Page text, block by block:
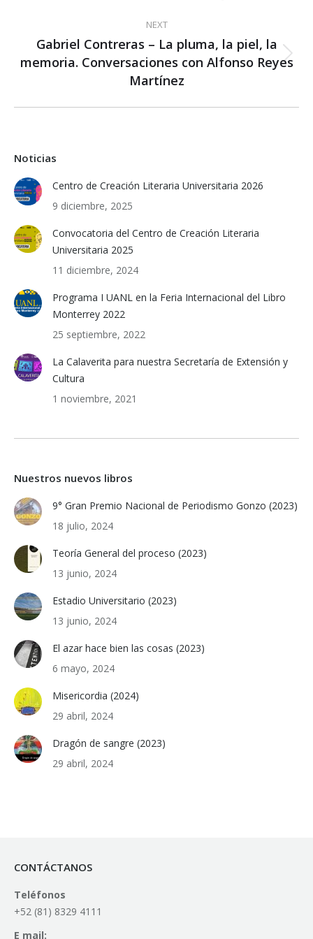
NEXT
Next
post:
Gabriel Contreras – La pluma, la piel, la
memoria. Conversaciones con Alfonso Reyes
Martínez
Noticias
Centro de Creación Literaria Universitaria 2026
9 diciembre, 2025
Convocatoria del Centro de Creación Literaria
Universitaria 2025
11 diciembre, 2024
Programa I UANL en la Feria Internacional del Libro
Monterrey 2022
25 septiembre, 2022
La Calaverita para nuestra Secretaría de Extensión y
Cultura
1 noviembre, 2021
Nuestros nuevos libros
9° Gran Premio Nacional de Periodismo Gonzo (2023)
18 julio, 2024
Teoría General del proceso (2023)
13 junio, 2024
Estadio Universitario (2023)
13 junio, 2024
El azar hace bien las cosas (2023)
6 mayo, 2024
Misericordia (2024)
29 abril, 2024
Dragón de sangre (2023)
29 abril, 2024
CONTÁCTANOS
Teléfonos
+52 (81) 8329 4111
E mail: